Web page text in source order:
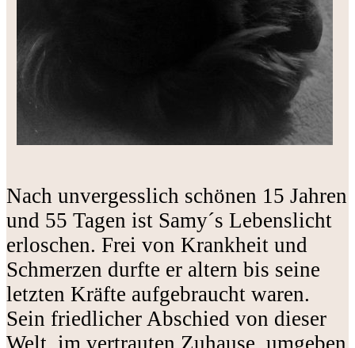
Nach unvergesslich schönen 15 Jahren
und 55 Tagen ist Samy´s Lebenslicht
erloschen. Frei von Krankheit und
Schmerzen durfte er altern bis seine
letzten Kräfte aufgebraucht waren.
Sein friedlicher Abschied von dieser
Welt, im vertrauten Zuhause, umgeben